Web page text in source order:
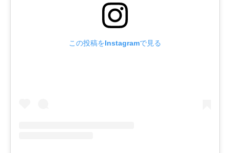
この投稿をInstagramで見る